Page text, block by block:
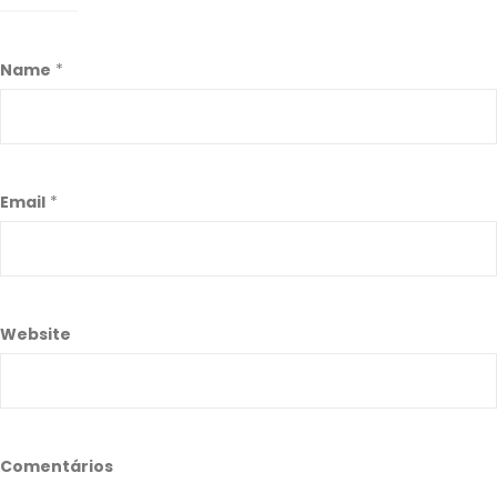
Name *
Email *
Website
Comentários